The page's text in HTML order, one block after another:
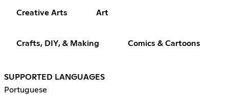
Creative Arts Art
Crafts, DIY, & Making Comics & Cartoons
SUPPORTED LANGUAGES
Portuguese